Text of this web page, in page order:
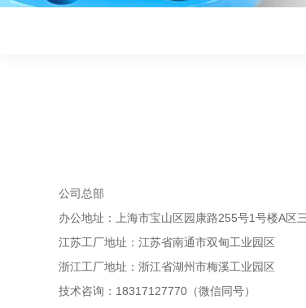
公司总部
办公地址：上海市宝山区园康路255号1号楼A区
江苏工厂地址：江苏省南通市双甸工业园区
浙江工厂地址：浙江省湖州市梅溪工业园区
技术咨询：18317127770 （微信同号）